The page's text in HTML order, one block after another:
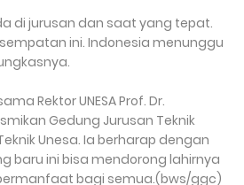
di jurusan dan saat yang tepat.
ini. Indonesia menunggu
Rektor UNESA Prof. Dr.
Gedung Jurusan Teknik
Unesa. Ia berharap dengan
baru ini bisa mendorong lahirnya
bagi semua.(bws/ggc)